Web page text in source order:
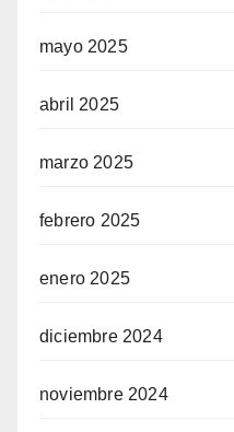
mayo 2025
abril 2025
marzo 2025
febrero 2025
enero 2025
diciembre 2024
noviembre 2024